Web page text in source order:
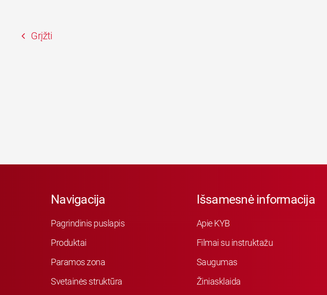
Grįžti
Navigacija
Pagrindinis puslapis
Produktai
Paramos zona
Svetainės struktūra
Išsamesnė informacija
Apie KYB
Filmai su instruktažu
Saugumas
Žiniasklaida